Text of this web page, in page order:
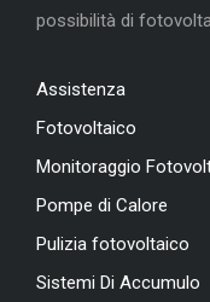
possibilità di
Assistenza
Fotovoltaico
Monitoraggio
Pompe di Calore
Pulizia fotovoltaico
Sistemi Di Accumulo